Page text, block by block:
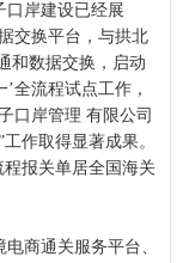
口岸建设已经展
交换平台，与拱北
和数据交换，启动
全流程试点工作，
口岸管理 有限公司
作取得显著成果。
程报关单居全国海关
商通关服务平台、